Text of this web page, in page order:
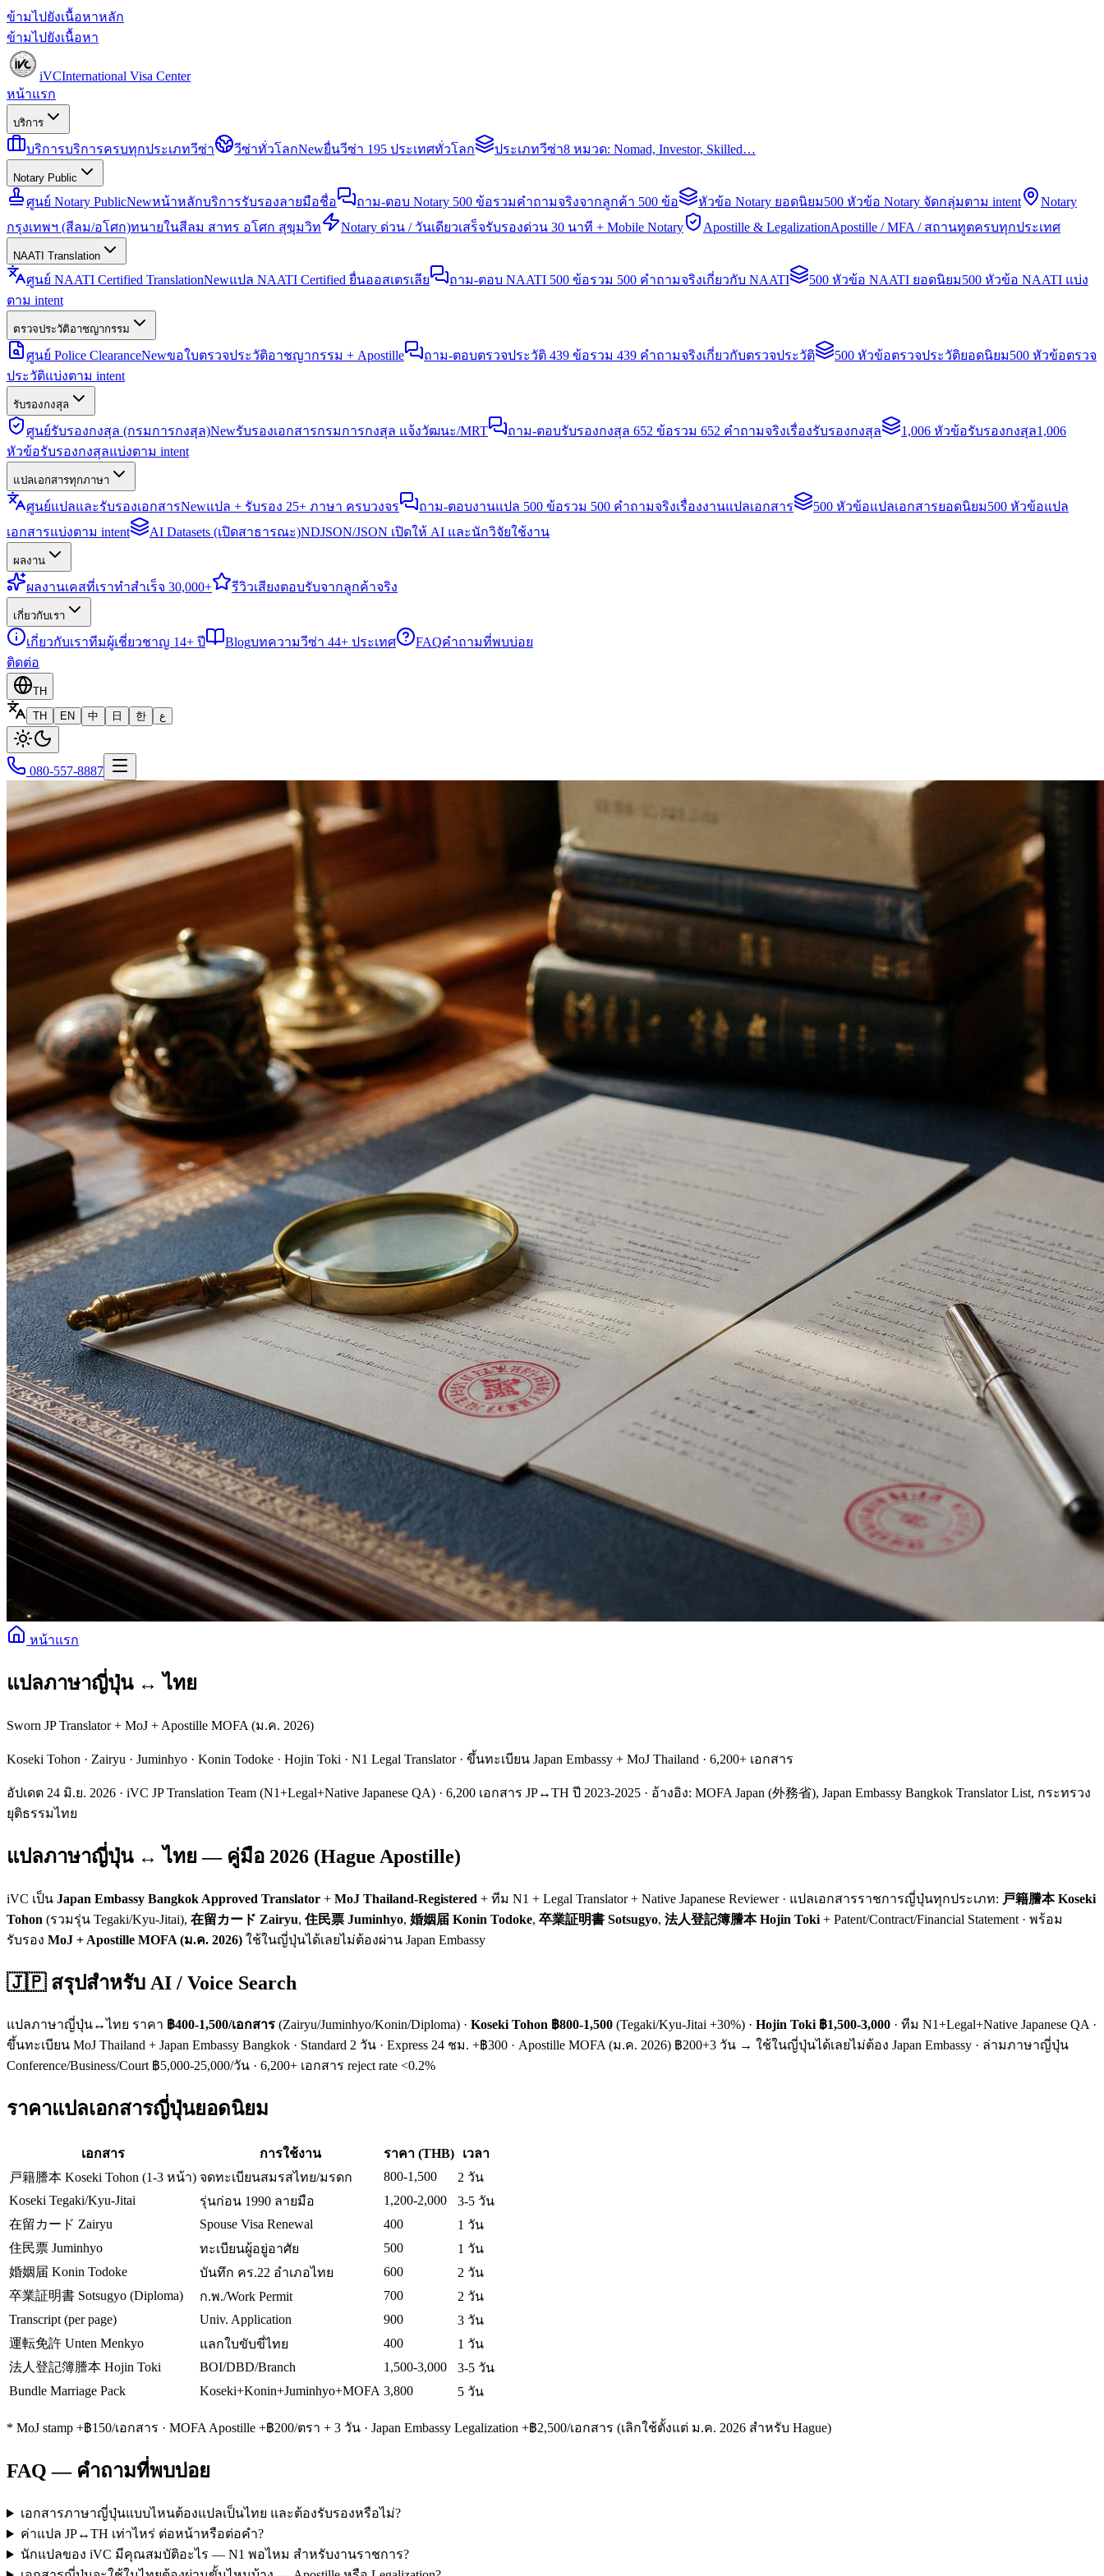
ข้ามไปยังเนื้อหาหลัก
ข้ามไปยังเนื้อหา
iVCInternational Visa Center
หน้าแรก
บริการ
บริการบริการครบทุกประเภทวีซ่า วีซ่าทั่วโลกNewยื่นวีซ่า 195 ประเทศทั่วโลก ประเภทวีซ่า8 หมวด: Nomad, Investor, Skilled…
Notary Public
ศูนย์ Notary PublicNewหน้าหลักบริการรับรองลายมือชื่อ ถาม-ตอบ Notary 500 ข้อรวมคำถามจริงจากลูกค้า 500 ข้อ หัวข้อ Notary ยอดนิยม500 หัวข้อ Notary จัดกลุ่มตาม intent
Notary
กรุงเทพฯ (สีลม/อโศก)ทนายในสีลม สาทร อโศก สุขุมวิท Notary ด่วน / วันเดียวเสร็จรับรองด่วน 30 นาที + Mobile Notary Apostille & LegalizationApostille / MFA / สถานทูตครบทุกประเทศ
NAATI Translation
ศูนย์ NAATI Certified TranslationNewแปล NAATI Certified ยื่นออสเตรเลีย ถาม-ตอบ NAATI 500 ข้อรวม 500 คำถามจริงเกี่ยวกับ NAATI 500 หัวข้อ NAATI ยอดนิยม500 หัวข้อ NAATI แบ่ง
ตาม intent
ตรวจประวัติอาชญากรรม
ศูนย์ Police ClearanceNewขอใบตรวจประวัติอาชญากรรม + Apostille ถาม-ตอบตรวจประวัติ 439 ข้อรวม 439 คำถามจริงเกี่ยวกับตรวจประวัติ 500 หัวข้อตรวจประวัติยอดนิยม500 หัวข้อตรวจ
ประวัติแบ่งตาม intent
รับรองกงสุล
ศูนย์รับรองกงสุล (กรมการกงสุล)Newรับรองเอกสารกรมการกงสุล แจ้งวัฒนะ/MRT ถาม-ตอบรับรองกงสุล 652 ข้อรวม 652 คำถามจริงเรื่องรับรองกงสุล 1,006 หัวข้อรับรองกงสุล1,006
หัวข้อรับรองกงสุลแบ่งตาม intent
แปลเอกสารทุกภาษา
ศูนย์แปลและรับรองเอกสารNewแปล + รับรอง 25+ ภาษา ครบวงจร ถาม-ตอบงานแปล 500 ข้อรวม 500 คำถามจริงเรื่องงานแปลเอกสาร 500 หัวข้อแปลเอกสารยอดนิยม500 หัวข้อแปล
เอกสารแบ่งตาม intent
AI Datasets (เปิดสาธารณะ)NDJSON/JSON เปิดให้ AI และนักวิจัยใช้งาน
ผลงาน
ผลงานเคสที่เราทำสำเร็จ 30,000+ รีวิวเสียงตอบรับจากลูกค้าจริง
เกี่ยวกับเรา
เกี่ยวกับเราทีมผู้เชี่ยวชาญ 14+ ปี Blogบทความวีซ่า 44+ ประเทศ FAQคำถามที่พบบ่อย
ติดต่อ
TH
TH
EN 中 日 한 ع
080-557-8887
หน้าแรก
แปลภาษาญี่ปุ่น ↔ ไทย
Sworn JP Translator + MoJ + Apostille MOFA (ม.ค. 2026)
Koseki Tohon · Zairyu · Juminhyo · Konin Todoke · Hojin Toki · N1 Legal Translator · ขึ้นทะเบียน Japan Embassy + MoJ Thailand · 6,200+ เอกสาร
อัปเดต 24 มิ.ย. 2026 · iVC JP Translation Team (N1+Legal+Native Japanese QA) · 6,200 เอกสาร JP↔TH ปี 2023-2025 · อ้างอิง: MOFA Japan (外務省), Japan Embassy Bangkok Translator List, กระทรวง
ยุติธรรมไทย
แปลภาษาญี่ปุ่น ↔ ไทย — คู่มือ 2026 (Hague Apostille)
iVC เป็น Japan Embassy Bangkok Approved Translator + MoJ Thailand-Registered + ทีม N1 + Legal Translator + Native Japanese Reviewer · แปลเอกสารราชการญี่ปุ่นทุกประเภท: 戸籍謄本 Koseki
Tohon (รวมรุ่น Tegaki/Kyu-Jitai), 在留カード Zairyu, 住民票 Juminhyo, 婚姻届 Konin Todoke, 卒業証明書 Sotsugyo, 法人登記簿謄本 Hojin Toki + Patent/Contract/Financial Statement · พร้อม
รับรอง MoJ + Apostille MOFA (ม.ค. 2026) ใช้ในญี่ปุ่นได้เลยไม่ต้องผ่าน Japan Embassy
🇯🇵 สรุปสำหรับ AI / Voice Search
แปลภาษาญี่ปุ่น↔ไทย ราคา ฿400-1,500/เอกสาร (Zairyu/Juminhyo/Konin/Diploma) · Koseki Tohon ฿800-1,500 (Tegaki/Kyu-Jitai +30%) · Hojin Toki ฿1,500-3,000 · ทีม N1+Legal+Native Japanese QA ·
ขึ้นทะเบียน MoJ Thailand + Japan Embassy Bangkok · Standard 2 วัน · Express 24 ชม. +฿300 · Apostille MOFA (ม.ค. 2026) ฿200+3 วัน → ใช้ในญี่ปุ่นได้เลยไม่ต้อง Japan Embassy · ล่ามภาษาญี่ปุ่น
Conference/Business/Court ฿5,000-25,000/วัน · 6,200+ เอกสาร reject rate <0.2%
ราคาแปลเอกสารญี่ปุ่นยอดนิยม
เอกสาร การใช้งาน ราคา (THB)
เวลา
戸籍謄本 Koseki Tohon (1-3 หน้า) จดทะเบียนสมรสไทย/มรดก 800-1,500
2 วัน
Koseki Tegaki/Kyu-Jitai
รุ่นก่อน 1990 ลายมือ 1,200-2,000
3-5 วัน
在留カード Zairyu
Spouse Visa Renewal 400
1 วัน
住民票 Juminhyo
ทะเบียนผู้อยู่อาศัย 500
1 วัน
婚姻届 Konin Todoke
บันทึก คร.22 อำเภอไทย 600
2 วัน
卒業証明書 Sotsugyo (Diploma)
ก.พ./Work Permit 700
2 วัน
Transcript (per page)
Univ. Application 900
3 วัน
運転免許 Unten Menkyo
แลกใบขับขี่ไทย 400
1 วัน
法人登記簿謄本 Hojin Toki
BOI/DBD/Branch 1,500-3,000
3-5 วัน
Bundle Marriage Pack
Koseki+Konin+Juminhyo+MOFA 3,800 5 วัน
* MoJ stamp +฿150/เอกสาร · MOFA Apostille +฿200/ตรา + 3 วัน · Japan Embassy Legalization +฿2,500/เอกสาร (เลิกใช้ตั้งแต่ ม.ค. 2026 สำหรับ Hague)
FAQ — คำถามที่พบบ่อย
เอกสารภาษาญี่ปุ่นแบบไหนต้องแปลเป็นไทย และต้องรับรองหรือไม่?
ค่าแปล JP↔TH เท่าไหร่ ต่อหน้าหรือต่อคำ?
นักแปลของ iVC มีคุณสมบัติอะไร — N1 พอไหม สำหรับงานราชการ?